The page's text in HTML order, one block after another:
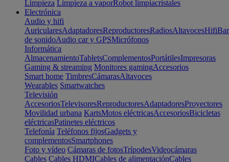
Limpieza Limpieza a vaporRobot limpiacristales
Electrónica
Audio y hifi
AuricularesAdaptadoresReproductoresRadiosAltavocesHifi
de sonidoAudio car y GPSMicrófonos
Informática
AlmacenamientoTabletsComplementosPortátilesImpresoras
Gaming & streaming Monitores gamingAccesorios
Smart home TimbresCámarasAltavoces
Wearables Smartwatches
Televisión
AccesoriosTelevisoresReproductoresAdaptadoresProyectores
Movilidad urbana KartsMotos eléctricasAccesoriosBicicletas
eléctricasPatinetes eléctricos
Telefonía Teléfonos fijosGadgets y
complementosSmartphones
Foto y vídeo Cámaras de fotosTrípodesVideocámaras
Cables Cables HDMICables de alimentaciónCables